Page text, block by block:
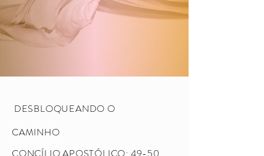
DESBLOQUEANDO O
CAMINHO